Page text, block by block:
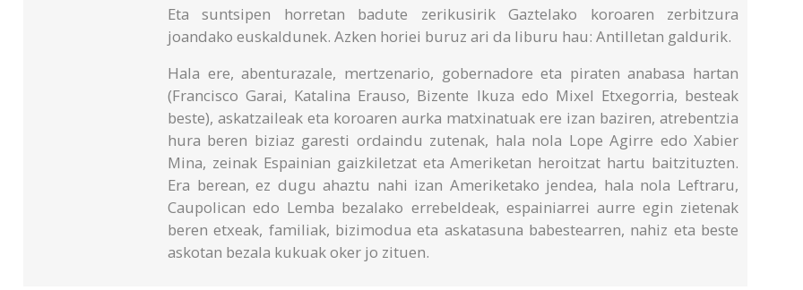
Eta suntsipen horretan badute zerikusirik Gaztelako koroaren zerbitzura
joandako euskaldunek. Azken horiei buruz ari da liburu hau: Antilletan galdurik.
Hala ere, abenturazale, mertzenario, gobernadore eta piraten anabasa hartan
(Francisco Garai, Katalina Erauso, Bizente Ikuza edo Mixel Etxegorria, besteak
beste), askatzaileak eta koroaren aurka matxinatuak ere izan baziren, atrebentzia
hura beren biziaz garesti ordaindu zutenak, hala nola Lope Agirre edo Xabier
Mina, zeinak Espainian gaizkiletzat eta Ameriketan heroitzat hartu baitzituzten.
Era berean, ez dugu ahaztu nahi izan Ameriketako jendea, hala nola Leftraru,
Caupolican edo Lemba bezalako errebeldeak, espainiarrei aurre egin zietenak
beren etxeak, familiak, bizimodua eta askatasuna babestearren, nahiz eta beste
askotan bezala kukuak oker jo zituen.